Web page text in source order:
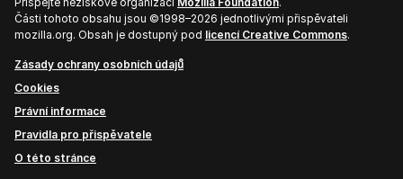
Části tohoto obsahu jsou ©1998–2026 jednotlivými přispěvateli
mozilla.org. Obsah je dostupný pod licencí Creative Commons.
Zásady ochrany osobních údajů
Cookies
Právní informace
Pravidla pro přispěvatele
O této stránce